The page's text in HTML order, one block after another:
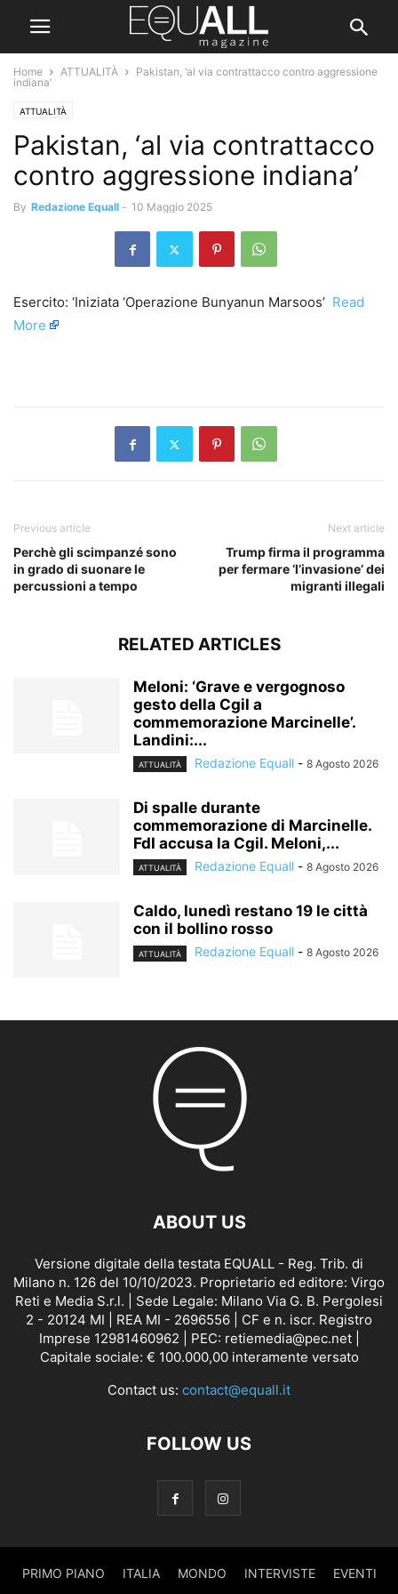
Home ATTUALITÀ
Pakistan, ‘al via contrattacco contro aggressione
indiana’
ATTUALITÀ
Pakistan, ‘al via contrattacco
contro aggressione indiana’
By Redazione Equall - 10 Maggio 2025
Esercito: ‘Iniziata ‘Operazione Bunyanun Marsoos’ ​ Read
More
Previous article
Perchè gli scimpanzé sono
in grado di suonare le
percussioni a tempo
Next article
Trump firma il programma
per fermare ‘l’invasione’ dei
migranti illegali
RELATED ARTICLES
Meloni: ‘Grave e vergognoso
gesto della Cgil a
commemorazione Marcinelle’.
Landini:...
ATTUALITÀ Redazione Equall - 8 Agosto 2026
Di spalle durante
commemorazione di Marcinelle.
FdI accusa la Cgil. Meloni,...
ATTUALITÀ Redazione Equall - 8 Agosto 2026
Caldo, lunedì restano 19 le città
con il bollino rosso
ATTUALITÀ Redazione Equall - 8 Agosto 2026
ABOUT US
Versione digitale della testata EQUALL - Reg. Trib. di
Milano n. 126 del 10/10/2023. Proprietario ed editore: Virgo
Reti e Media S.r.l. | Sede Legale: Milano Via G. B. Pergolesi
2 - 20124 MI | REA MI - 2696556 | CF e n. iscr. Registro
Imprese 12981460962 | PEC: retiemedia@pec.net |
Capitale sociale: € 100.000,00 interamente versato
Contact us: contact@equall.it
FOLLOW US
PRIMO PIANO ITALIA MONDO INTERVISTE EVENTI